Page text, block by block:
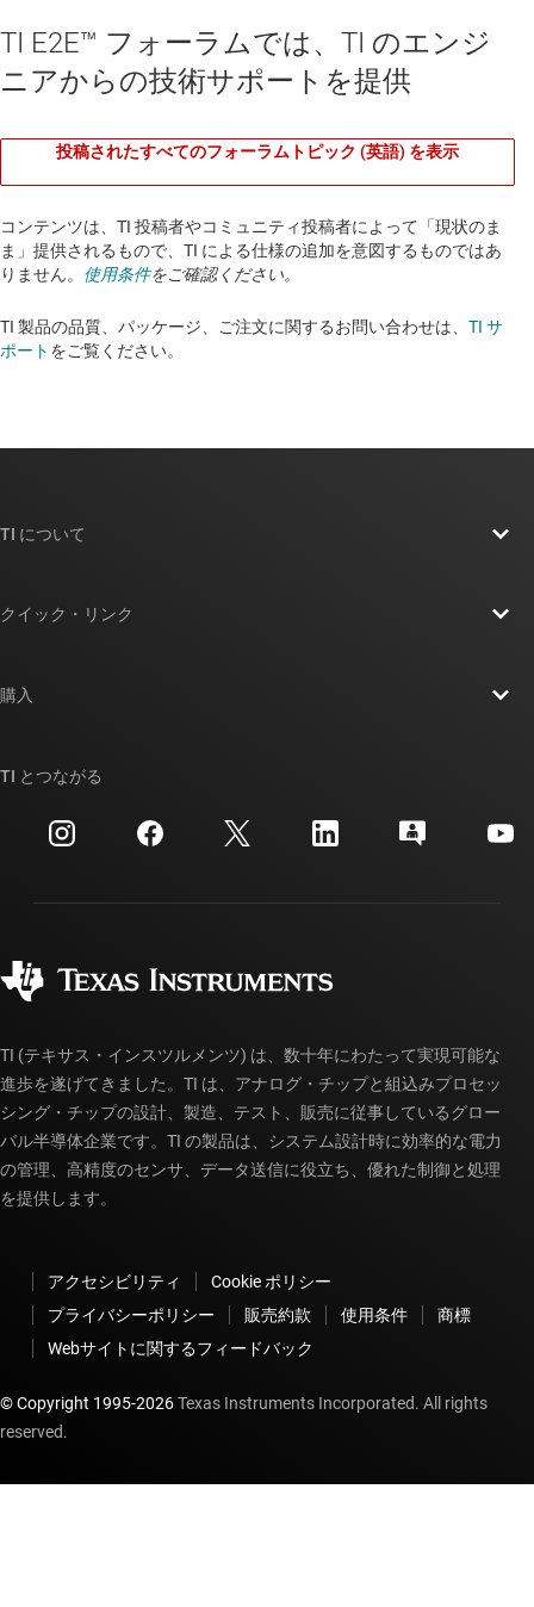
TI E2E™ フォーラムでは、TI のエンジ
ニアからの技術サポートを提供
投稿されたすべてのフォーラムトピック (英語) を表示
コンテンツは、TI 投稿者やコミュニティ投稿者によって「現状のま
ま」提供されるもので、TI による仕様の追加を意図するものではあ
りません。 使用条件をご確認ください。
TI 製品の品質、パッケージ、ご注文に関するお問い合わせは、 TI サ
ポート をご覧ください。​​​​​​​​​​​​​​
TI について
投資家向け情報
製造
クイック・リンク
クロスリファレンス検索
カスタマー・サポート・センター
myTI アカウントの FAQ
購入
ご注文に関する FAQ
TI とつながる
TI (テキサス・インスツルメンツ) は、数十年にわたって実現可能な
進歩を遂げてきました。TI は、アナログ・チップと組込みプロセッ
シング・チップの設計、製造、テスト、販売に従事しているグロー
バル半導体企業です。TI の製品は、システム設計時に効率的な電力
の管理、高精度のセンサ、データ送信に役立ち、優れた制御と処理
を提供します。
アクセシビリティ
Cookie ポリシー
プライバシーポリシー
販売約款 使用条件
商標
Webサイトに関するフィードバック
© Copyright 1995-2026Texas Instruments Incorporated. All rights
reserved.